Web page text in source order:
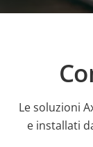
Le soluzioni
e installati